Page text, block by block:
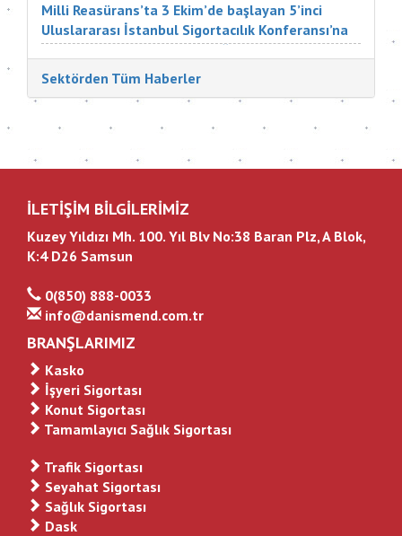
Milli Reasürans’ta 3 Ekim’de başlayan 5’inci
Uluslararası İstanbul Sigortacılık Konferansı’na
Türkiye ve dünyadan çok değerli katılımcılar
katıldı. Sigorta Tatbikatçıları Derneği'nin
düzenlediği konferansın aç...
Sektörden Tüm Haberler
İLETİŞİM BİLGİLERİMİZ
Kuzey Yıldızı Mh. 100. Yıl Blv No:38 Baran Plz, A Blok,
K:4 D26 Samsun
0(850) 888-0033
info@danismend.com.tr
BRANŞLARIMIZ
Kasko
İşyeri Sigortası
Konut Sigortası
Tamamlayıcı Sağlık Sigortası
Trafik Sigortası
Seyahat Sigortası
Sağlık Sigortası
Dask